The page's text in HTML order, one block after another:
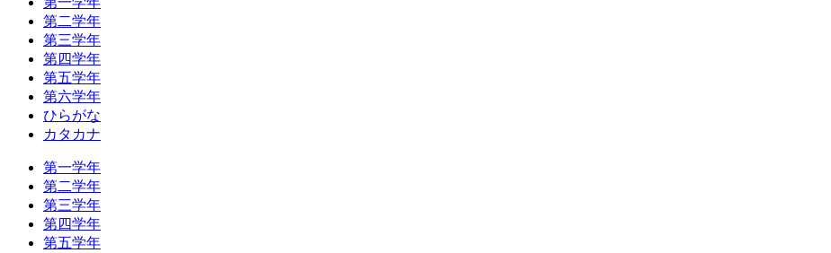
第二学年
第三学年
第四学年
第五学年
第六学年
ひらがな
カタカナ
第一学年
第二学年
第三学年
第四学年
第五学年